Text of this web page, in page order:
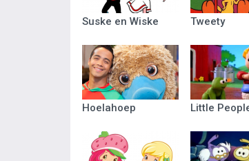
Suske en Wiske Tweety
Hoelahoep Little